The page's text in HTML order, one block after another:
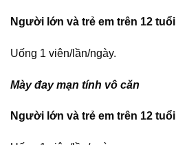
Người lớn và trẻ em trên 12 tuổi
Uống 1 viên/lần/ngày.
Mày đay mạn tính vô căn
Người lớn và trẻ em trên 12 tuổi